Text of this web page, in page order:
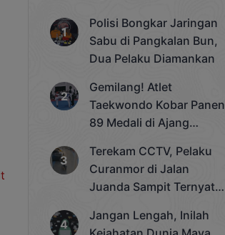
Polisi Bongkar Jaringan
Sabu di Pangkalan Bun,
Dua Pelaku Diamankan
Gemilang! Atlet
Taekwondo Kobar Panen
89 Medali di Ajang
Cup 2025
Terekam CCTV, Pelaku
Curanmor di Jalan
Juanda Sampit Ternyata
Jangan Lengah, Inilah